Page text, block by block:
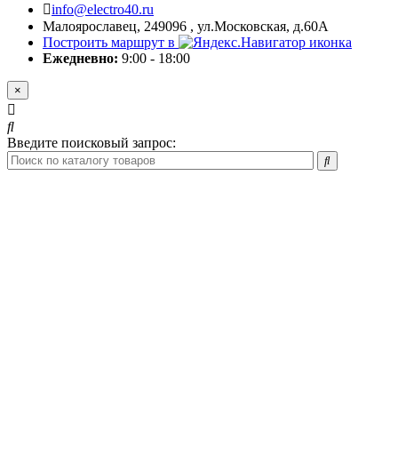
info@electro40.ru
Малоярославец, 249096 , ул.Московская, д.60А
Построить маршрут в
Ежедневно: 9:00 - 18:00
×
Введите поисковый запрос: